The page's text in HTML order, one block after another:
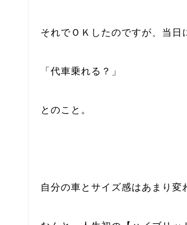
それでＯＫしたのですが、当日
「代車乗れる？」
とのこと。
自分の車とサイズ感はあまり変